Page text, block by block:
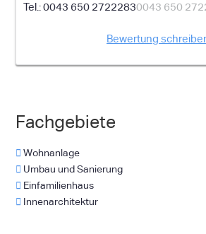
0043 650 27222830043 650
Bewertung
Fachgebiete
Wohnanlage
Umbau und Sanierung
Einfamilienhaus
Innenarchitektur